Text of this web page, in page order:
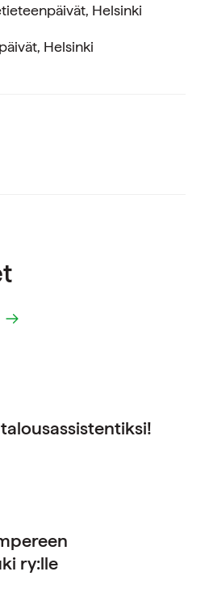
Helsinki
Helsinki
ry:lle